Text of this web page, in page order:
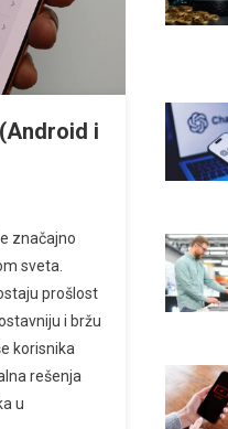
i
značajno
sveta.
prošlost
i bržu
korisnika
rešenja
u